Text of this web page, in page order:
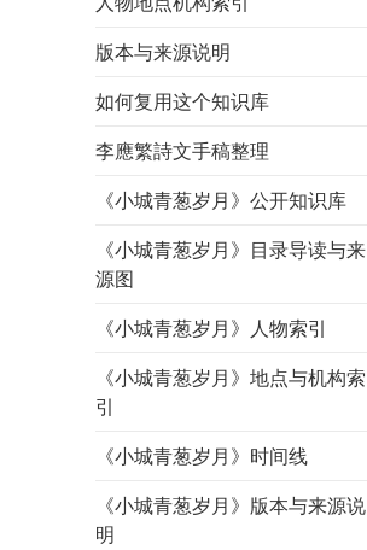
版本与来源说明
如何复用这个知识库
李應繁詩文手稿整理
《小城青葱岁月》公开知识库
《小城青葱岁月》目录导读与来
源图
《小城青葱岁月》人物索引
《小城青葱岁月》地点与机构索
引
《小城青葱岁月》时间线
《小城青葱岁月》版本与来源说
明